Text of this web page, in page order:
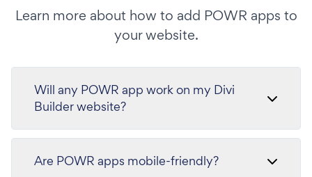
Learn more about how to add POWR apps to
your website.
Will any POWR app work on my Divi
Builder website?
Are POWR apps mobile-friendly?